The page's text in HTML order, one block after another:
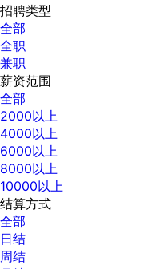
招聘类型
全部
全职
兼职
薪资范围
全部
2000以上
4000以上
6000以上
8000以上
10000以上
结算方式
全部
日结
周结